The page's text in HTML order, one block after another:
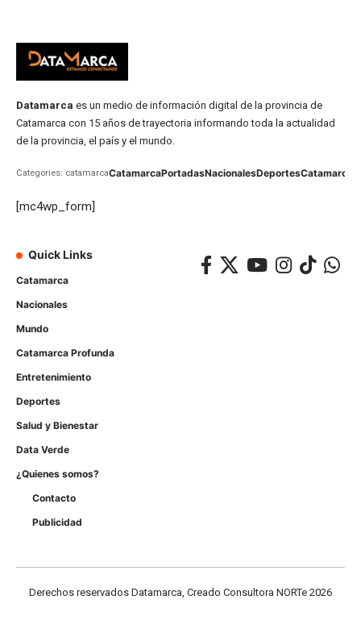
Datamarca es un medio de información digital de la provincia de
Catamarca con 15 años de trayectoria informando toda la actualidad
de la provincia, el país y el mundo.
Categories: catamarcaCatamarcaPortadasNacionalesDeportesCatamarca
[mc4wp_form]
Quick Links
Catamarca
Nacionales
Mundo
Catamarca Profunda
Entretenimiento
Deportes
Salud y Bienestar
Data Verde
¿Quienes somos?
Contacto
Publicidad
Derechos reservados Datamarca, Creado Consultora NORTe 2026